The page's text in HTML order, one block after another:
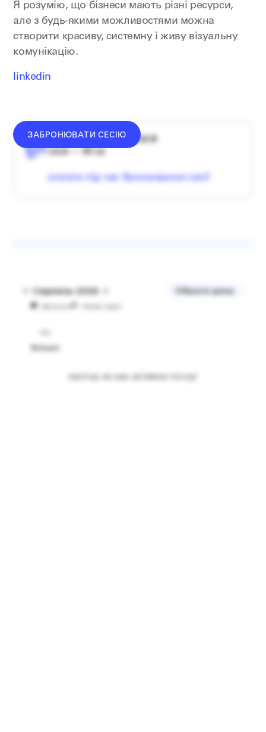
Я розумію, що бізнеси мають різні ресурси,
але з будь-якими можливостями можна
створити красиву, системну і живу візуальну
комунікацію.
linkedin
ЗАБРОНЮВАТИ СЕСІЮ
середній донат — 1340 ₴
сесія — 60 хв
оплата під час бронювання сесії